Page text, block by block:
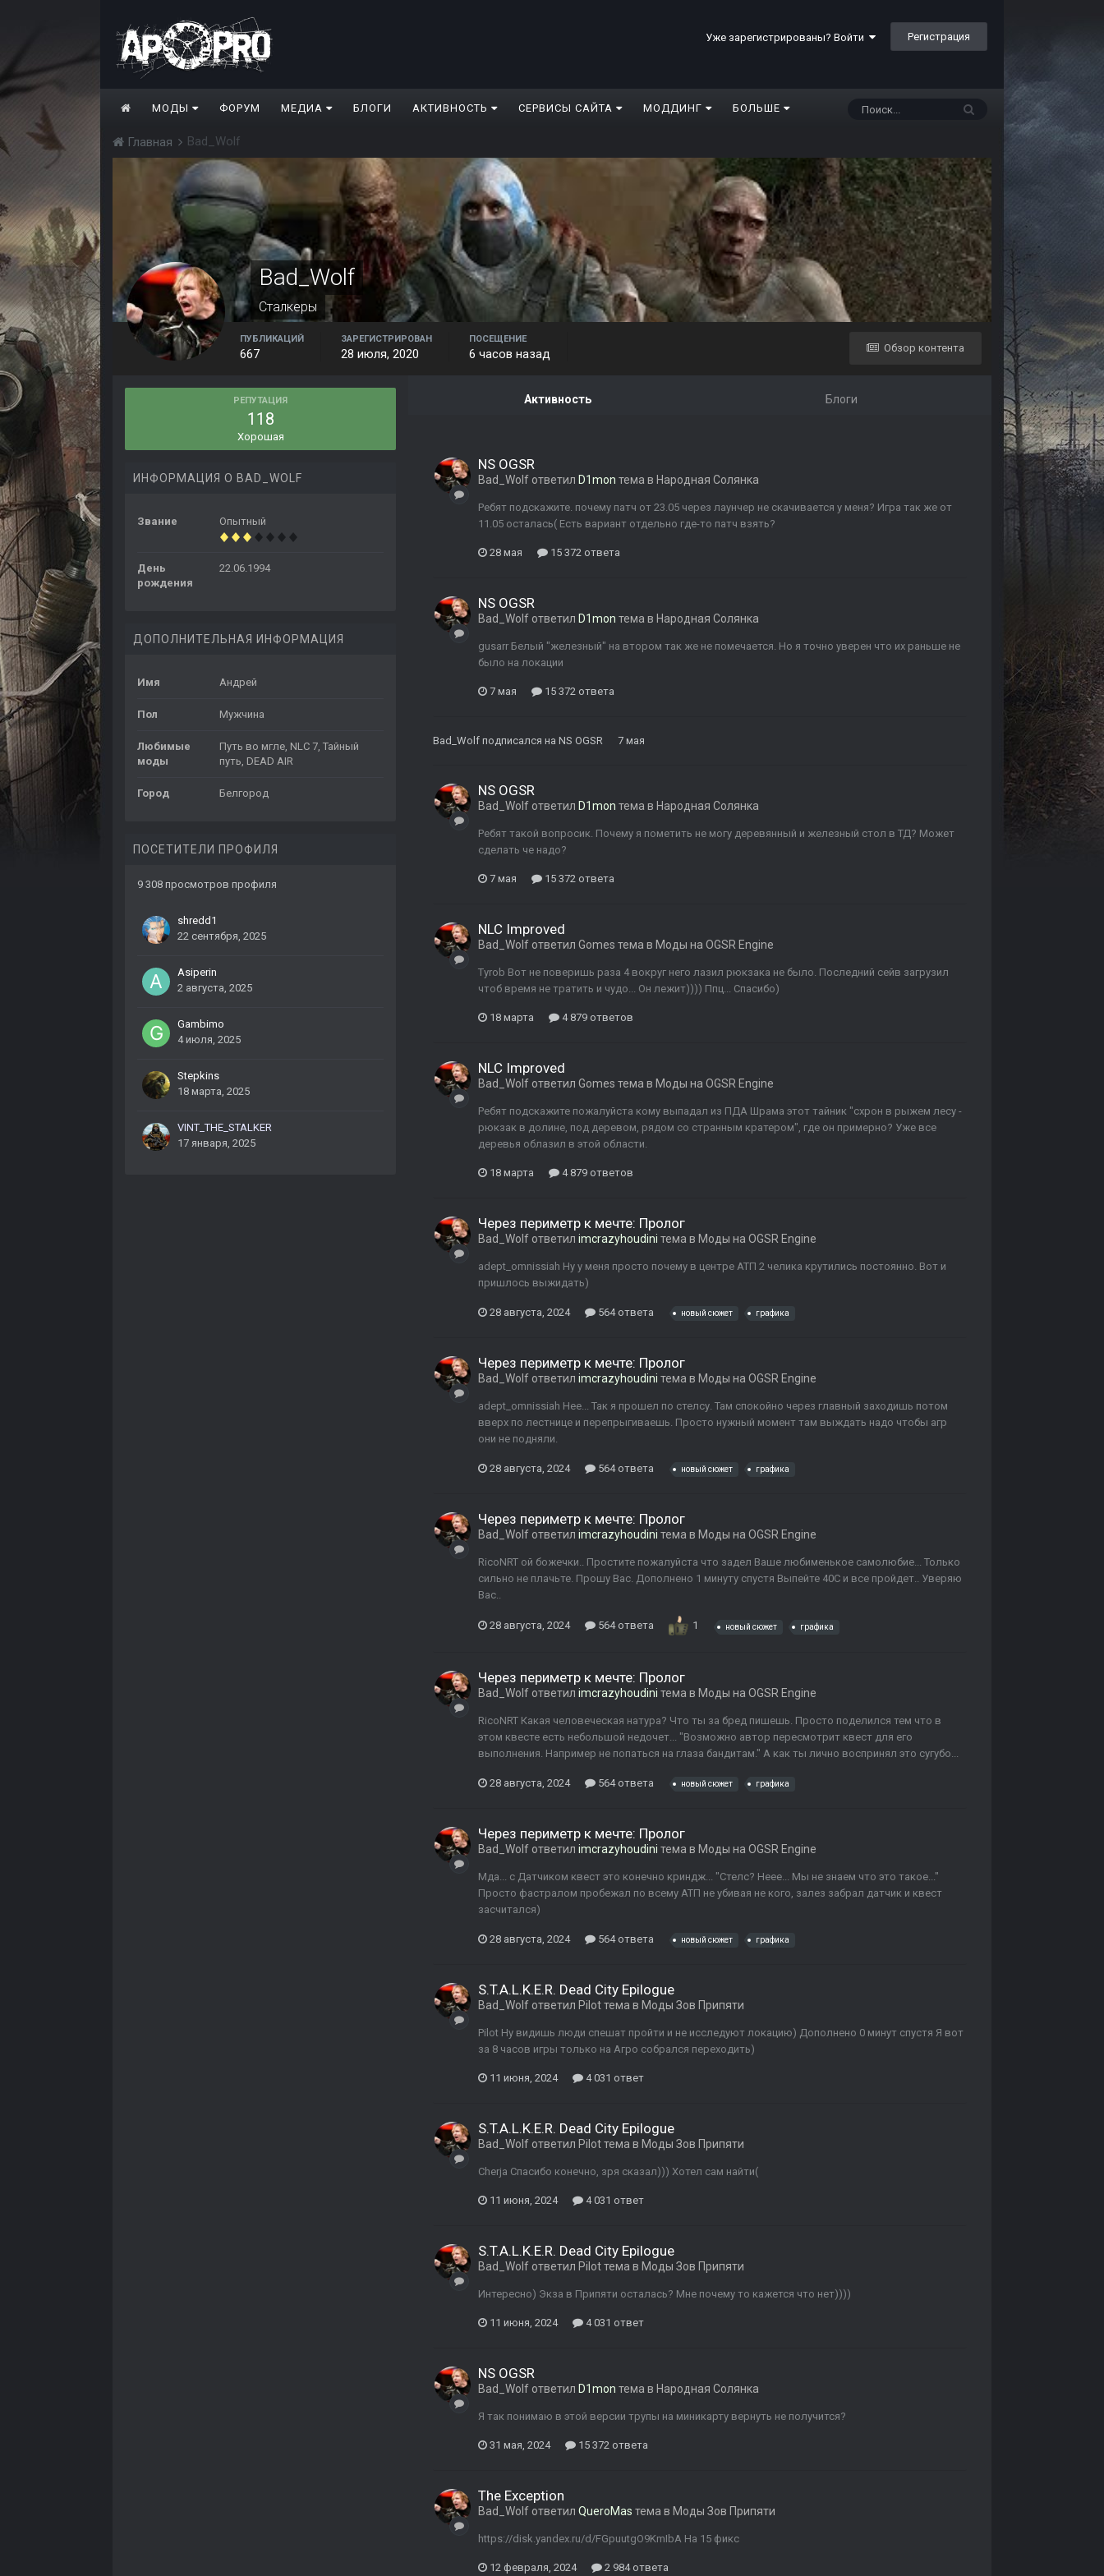
Уже зарегистрированы? Войти Регистрация
МОДЫ ФОРУМ МЕДИА БЛОГИ АКТИВНОСТЬ СЕРВИСЫ САЙТА МОДДИНГ БОЛЬШЕ
Главная Bad_Wolf
Bad_Wolf
Сталкеры
Обзор контента
ПУБЛИКАЦИЙ
667
ЗАРЕГИСТРИРОВАН
28 июля, 2020
ПОСЕЩЕНИЕ
6 часов назад
РЕПУТАЦИЯ
118
Хорошая
ИНФОРМАЦИЯ О BAD_WOLF
Звание Опытный
День
рождения
22.06.1994
ДОПОЛНИТЕЛЬНАЯ ИНФОРМАЦИЯ
Имя Андрей
Пол Мужчина
Любимые
моды
Путь во мгле, NLC 7, Тайный
путь, DEAD AIR
Город Белгород
ПОСЕТИТЕЛИ ПРОФИЛЯ
9 308 просмотров профиля
shredd1
22 сентября, 2025
Asiperin
2 августа, 2025
Gambimo
4 июля, 2025
Stepkins
18 марта, 2025
VINT_THE_STALKER
17 января, 2025
Активность Блоги
NS OGSR
Bad_Wolf ответил D1mon тема в Народная Солянка
Ребят подскажите. почему патч от 23.05 через лаунчер не скачивается у меня? Игра так же от
11.05 осталась( Есть вариант отдельно где-то патч взять?
28 мая 15 372 ответа
NS OGSR
Bad_Wolf ответил D1mon тема в Народная Солянка
gusarr Белый "железный" на втором так же не помечается. Но я точно уверен что их раньше не
было на локации
7 мая 15 372 ответа
Bad_Wolf подписался на NS OGSR 7 мая
NS OGSR
Bad_Wolf ответил D1mon тема в Народная Солянка
Ребят такой вопросик. Почему я пометить не могу деревянный и железный стол в ТД? Может
сделать че надо?
7 мая 15 372 ответа
NLC Improved
Bad_Wolf ответил Gomes тема в Моды на OGSR Engine
Tyrob Вот не поверишь раза 4 вокруг него лазил рюкзака не было. Последний сейв загрузил
чтоб время не тратить и чудо... Он лежит)))) Ппц... Спасибо)
18 марта 4 879 ответов
NLC Improved
Bad_Wolf ответил Gomes тема в Моды на OGSR Engine
Ребят подскажите пожалуйста кому выпадал из ПДА Шрама этот тайник "схрон в рыжем лесу -
рюкзак в долине, под деревом, рядом со странным кратером", где он примерно? Уже все
деревья облазил в этой области.
18 марта 4 879 ответов
Через периметр к мечте: Пролог
Bad_Wolf ответил imcrazyhoudini тема в Моды на OGSR Engine
adept_omnissiah Ну у меня просто почему в центре АТП 2 челика крутились постоянно. Вот и
пришлось выжидать)
28 августа, 2024 564 ответа новый сюжет графика
Через периметр к мечте: Пролог
Bad_Wolf ответил imcrazyhoudini тема в Моды на OGSR Engine
adept_omnissiah Нее... Так я прошел по стелсу. Там спокойно через главный заходишь потом
вверх по лестнице и перепрыгиваешь. Просто нужный момент там выждать надо чтобы агр
они не подняли.
28 августа, 2024 564 ответа новый сюжет графика
Через периметр к мечте: Пролог
Bad_Wolf ответил imcrazyhoudini тема в Моды на OGSR Engine
RicoNRT ой божечки.. Простите пожалуйста что задел Ваше любименькое самолюбие... Только
сильно не плачьте. Прошу Вас. Дополнено 1 минуту спустя Выпейте 40С и все пройдет.. Уверяю
Вас..
28 августа, 2024 564 ответа 1 новый сюжет графика
Через периметр к мечте: Пролог
Bad_Wolf ответил imcrazyhoudini тема в Моды на OGSR Engine
RicoNRT Какая человеческая натура? Что ты за бред пишешь. Просто поделился тем что в
этом квесте есть небольшой недочет... "Возможно автор пересмотрит квест для его
выполнения. Например не попаться на глаза бандитам." А как ты лично воспринял это сугубо...
28 августа, 2024 564 ответа новый сюжет графика
Через периметр к мечте: Пролог
Bad_Wolf ответил imcrazyhoudini тема в Моды на OGSR Engine
Мда... с Датчиком квест это конечно криндж... "Стелс? Неее... Мы не знаем что это такое..."
Просто фастралом пробежал по всему АТП не убивая не кого, залез забрал датчик и квест
засчитался)
28 августа, 2024 564 ответа новый сюжет графика
S.T.A.L.K.E.R. Dead City Epilogue
Bad_Wolf ответил Pilotтема в Моды Зов Припяти
Pilot Ну видишь люди спешат пройти и не исследуют локацию) Дополнено 0 минут спустя Я вот
за 8 часов игры только на Агро собрался переходить)
11 июня, 2024 4 031 ответ
S.T.A.L.K.E.R. Dead City Epilogue
Bad_Wolf ответил Pilotтема в Моды Зов Припяти
Cherja Спасибо конечно, зря сказал))) Хотел сам найти(
11 июня, 2024 4 031 ответ
S.T.A.L.K.E.R. Dead City Epilogue
Bad_Wolf ответил Pilotтема в Моды Зов Припяти
Интересно) Экза в Припяти осталась? Мне почему то кажется что нет))))
11 июня, 2024 4 031 ответ
NS OGSR
Bad_Wolf ответил D1mon тема в Народная Солянка
Я так понимаю в этой версии трупы на миникарту вернуть не получится?
31 мая, 2024 15 372 ответа
The Exception
Bad_Wolf ответил QueroMas тема в Моды Зов Припяти
https://disk.yandex.ru/d/FGpuutgO9KmIbA На 15 фикс
12 февраля, 2024 2 984 ответа